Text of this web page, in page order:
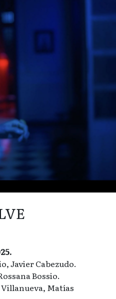
Javier Cabezudo.
Bossio.
Matías